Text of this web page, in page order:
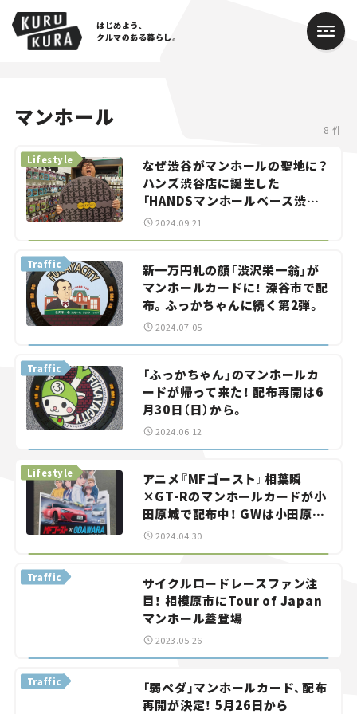
はじめよう、
クルマのある暮らし。
マンホール 8 件
Lifestyle
なぜ渋谷がマンホールの聖地に？
ハンズ渋谷店に誕生した
「HANDSマンホールベース渋谷」
の魅力に迫る。
2024.09.21
Traffic
新一万円札の顔「渋沢栄一翁」が
マンホールカードに！ 深谷市で配
布。ふっかちゃんに続く第2弾。
2024.07.05
Traffic
「ふっかちゃん」のマンホールカ
ードが帰って来た！ 配布再開は6
月30日（日）から。
2024.06.12
Lifestyle
アニメ『MFゴースト』相葉瞬
×GT-Rのマンホールカードが小
田原城で配布中！ GWは小田原で
マンホールめぐりだ！
2024.04.30
Traffic
サイクルロードレースファン注
目！ 相模原市にTour of Japan
マンホール蓋登場
2023.05.26
Traffic
「弱ペダ」マンホールカード、配布
再開が決定！ 5月26日から
Lifestyle
Traffic
Special
Series
Campaign
スズキ ジムニー｜Suzuki Jimny
スズキ｜Suzuki
マツダ｜Mazda
マツダ ロードスター｜Mazda Roadster